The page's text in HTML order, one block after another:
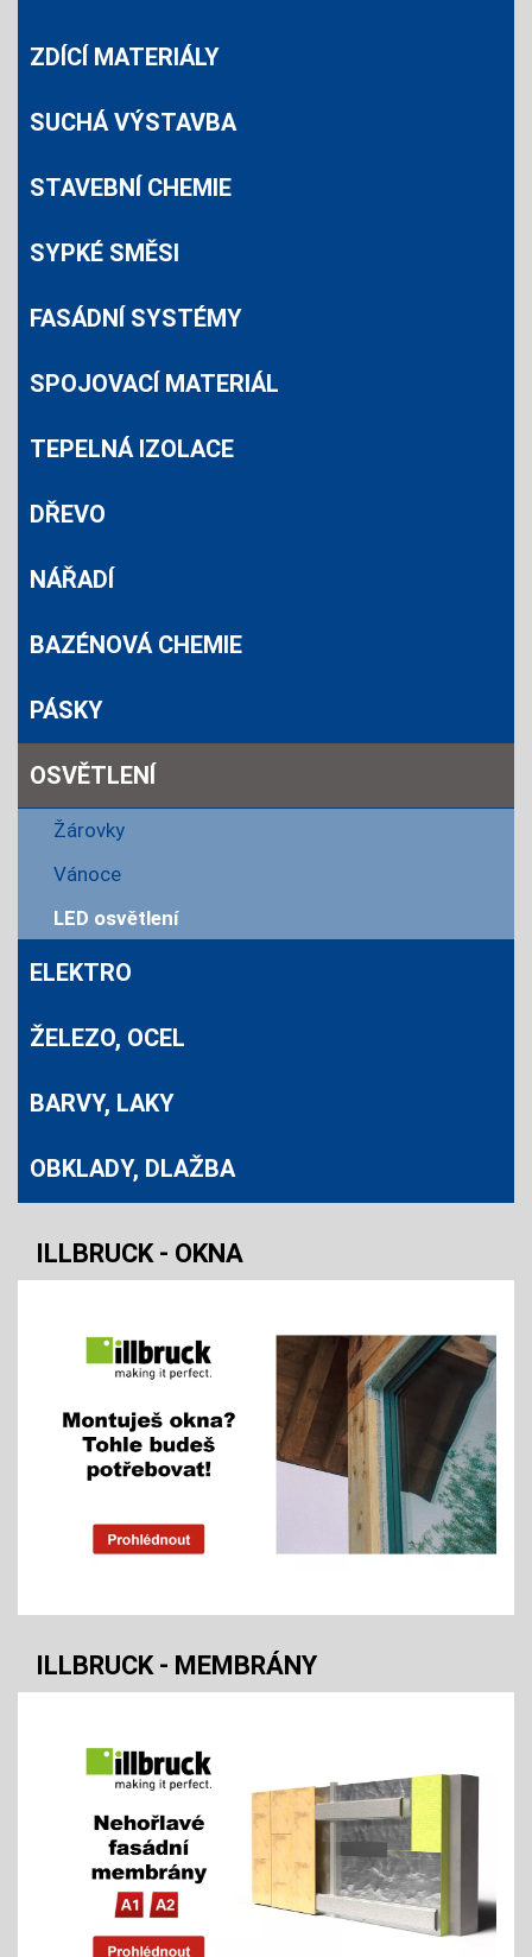
ZDÍCÍ MATERIÁLY
SUCHÁ VÝSTAVBA
STAVEBNÍ CHEMIE
SYPKÉ SMĚSI
FASÁDNÍ SYSTÉMY
SPOJOVACÍ MATERIÁL
TEPELNÁ IZOLACE
DŘEVO
NÁŘADÍ
BAZÉNOVÁ CHEMIE
PÁSKY
OSVĚTLENÍ
Žárovky
Vánoce
LED osvětlení
ELEKTRO
ŽELEZO, OCEL
BARVY, LAKY
OBKLADY, DLAŽBA
ILLBRUCK - OKNA
ILLBRUCK - MEMBRÁNY